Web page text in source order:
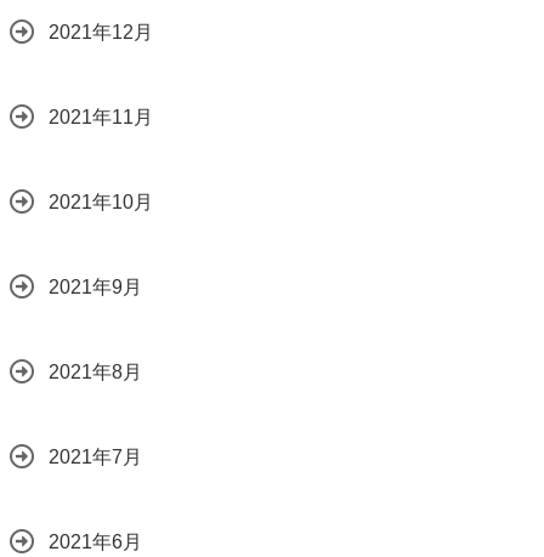
2021年12月
2021年11月
2021年10月
2021年9月
2021年8月
2021年7月
2021年6月